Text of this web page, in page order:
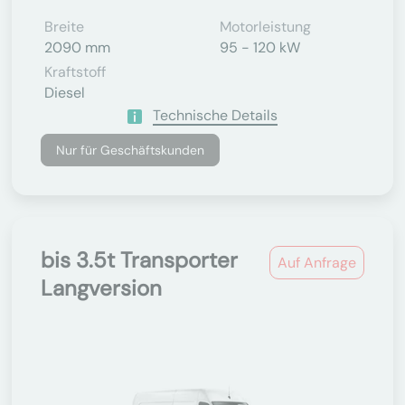
Breite
2090 mm
Motorleistung
95 - 120 kW
Kraftstoff
Diesel
Technische Details
Nur für Geschäftskunden
Auf Anfrage
bis 3.5t Transporter
Langversion